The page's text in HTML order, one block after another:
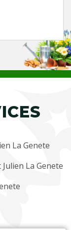
La Genete
La Genete